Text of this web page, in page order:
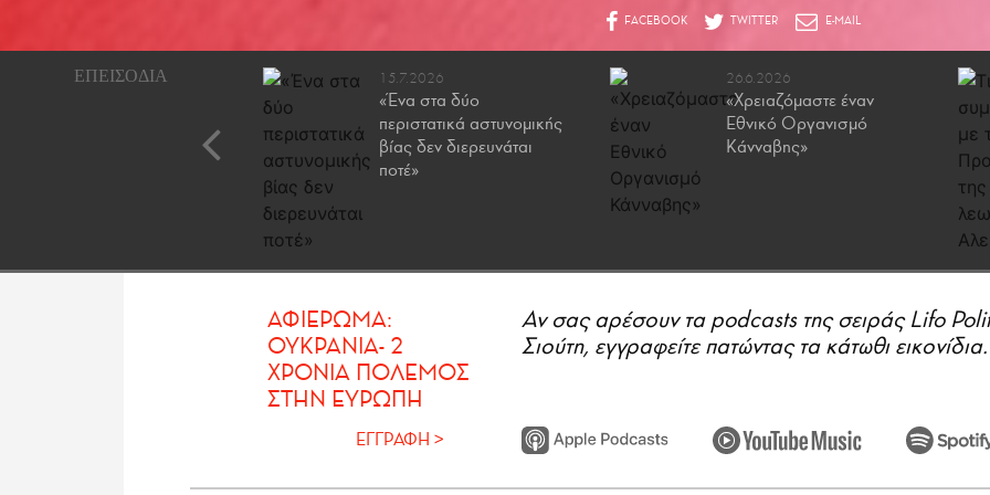
26.1.2026 15.7.2026
«Ένα στα δύο
περιστατικά αστυνομικής
βίας δεν διερευνάται
ποτέ»
26.6.2026
«Χρειαζόμαστε έναν
Εθνικό Οργανισμό
Κάνναβης»
ΑΦΙΕΡΩΜΑ:
ΟΥΚΡΑΝΙΑ- 2
ΧΡΟΝΙΑ ΠΟΛΕΜΟΣ
ΣΤΗΝ ΕΥΡΩΠΗ
ΕΓΓΡΑΦΗ >
Αν σας αρέσουν τα podcasts της σειράς Lifo
Σιούτη, εγγραφείτε πατώντας τα κάτωθι εικονίδια.